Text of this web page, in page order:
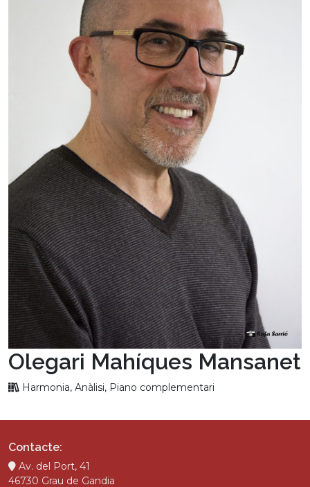
Olegari Mahíques Mansanet
Harmonia, Anàlisi, Piano complementari
Contacte:
Av. del Port, 41
46730 Grau de Gandia